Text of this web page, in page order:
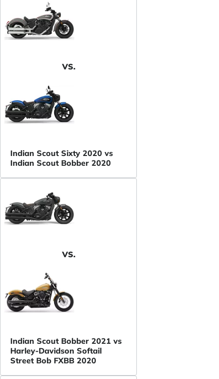
VS.
Indian Scout Sixty 2020 vs
Indian Scout Bobber 2020
VS.
Indian Scout Bobber 2021 vs
Harley-Davidson Softail
Street Bob FXBB 2020